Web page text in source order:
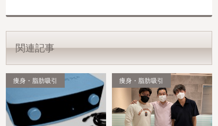
関連記事
痩身・脂肪吸引 痩身・脂肪吸引